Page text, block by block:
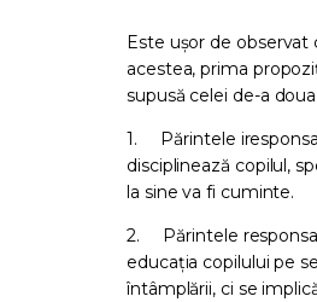
Este ușor de observat
acestea, prima
supusă celei de-a doua.
1.
Părintele
disciplinează copilul,
la sine va fi cuminte.
2.
Părintele
educația copilului pe
întâmplării, ci se